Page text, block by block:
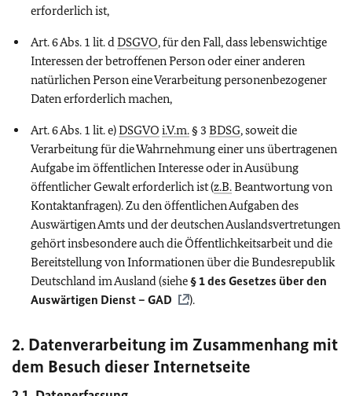
erforderlich ist,
Art. 6 Abs. 1 lit. dDSGVO, für den Fall, dass lebenswichtige
Interessen der betroffenen Person oder einer anderen
natürlichen Person eine Verarbeitung personenbezogener
Daten erforderlich machen,
Art. 6 Abs. 1 lit. e)DSGVO i.V.m.§ 3 BDSG, soweit die
Verarbeitung für die Wahrnehmung einer uns übertragenen
Aufgabe im öffentlichen Interesse oder in Ausübung
öffentlicher Gewalt erforderlich ist (z.B.Beantwortung von
Kontaktanfragen). Zu den öffentlichen Aufgaben des
Auswärtigen Amts und der deutschen Auslandsvertretungen
gehört insbesondere auch die Öffentlichkeitsarbeit und die
Bereitstellung von Informationen über die Bundesrepublik
Deutschland im Ausland (siehe§ 1 des Gesetzes über den
Auswärtigen Dienst – GAD
).
2. Datenverarbeitung im Zusammenhang mit
dem Besuch dieser Internetseite